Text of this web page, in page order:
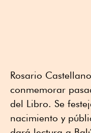
Rosario
conmemorar
del Libro. Se
nacimiento y